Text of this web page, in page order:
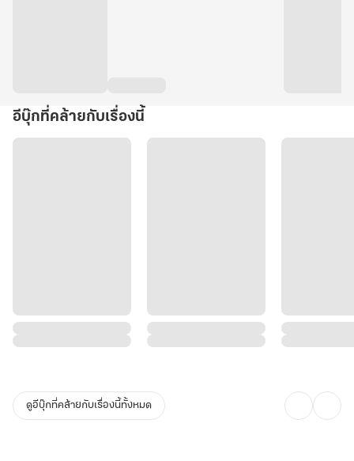
ดึงให้ร่วงตกลงมาถึงจุดต่ำสุด
การฝึกฝน “อักขระหยวน” จึงเป็นทางออกสุดท้าย ในการยับยั้งพิษมังกร
ชายหนุ่มผู้ถูกช่วงชิงชะตาอันยิ่งใหญ่ ต้องเผชิญกับหนทางการฝึกบำเพ็ญ
อันยากลำบาก
อีบุ๊กที่คล้ายกับเรื่องนี้
ดูอีบุ๊กที่คล้ายกับเรื่องนี้ทั้งหมด